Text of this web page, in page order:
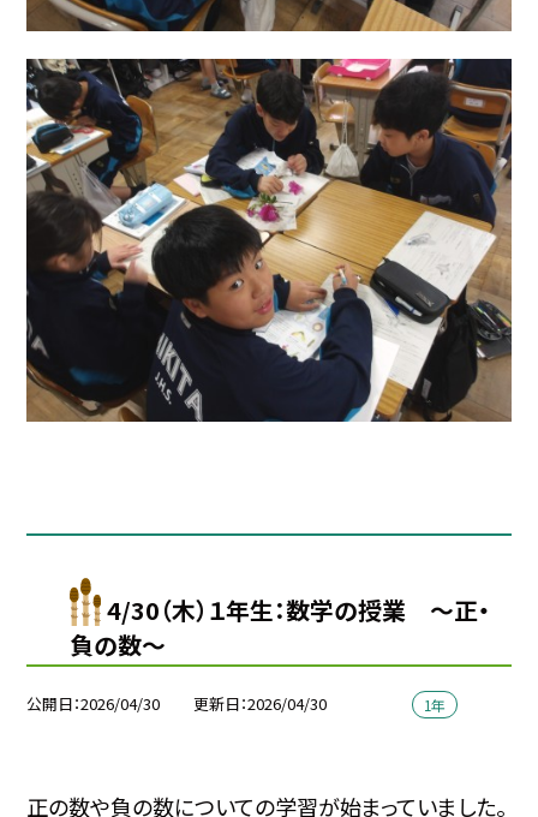
4/30（木）１年生：数学の授業 〜正・
負の数～
公開日 2026/04/30 更新日 2026/04/30 1年
正の数や負の数についての学習が始まっていました。